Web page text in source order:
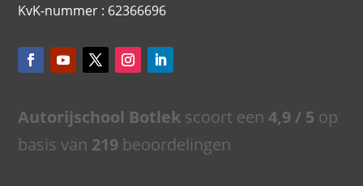
KvK-nummer : 62366696
Autorijschool Botlek scoort een4,9 / 5 op
basis van 219 beoordelingen